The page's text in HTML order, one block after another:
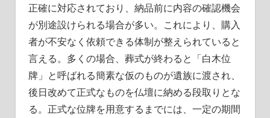
正確に対応されており、納品前に内容の確認機会
が別途設けられる場合が多い。これにより、購入
者が不安なく依頼できる体制が整えられていると
言える。多くの場合、葬式が終わると「白木位
牌」と呼ばれる簡素な仮のものが遺族に渡され、
後日改めて正式なものを仏壇に納める段取りとな
る。正式な位牌を用意するまでには、一定の期間